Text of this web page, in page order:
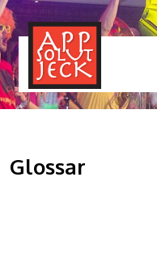
Glossar